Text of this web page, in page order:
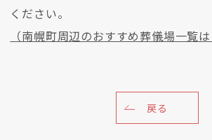
ください。
（南幌町周辺のおすすめ葬儀場一覧は
戻る